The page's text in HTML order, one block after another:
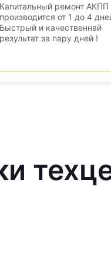
Капитальный ремонт АКПП
производится от 1 до 4
Быстрый и качественнвй
результат за пару дней !